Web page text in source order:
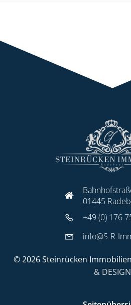
01445
+49 (0) 176
info@S-R-
© 2026 Steinrücken
& DESIGN